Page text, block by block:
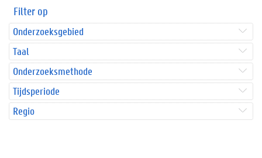
Filter op
Onderzoeksgebied
Taal
Onderzoeksmethode
Tijdsperiode
Regio